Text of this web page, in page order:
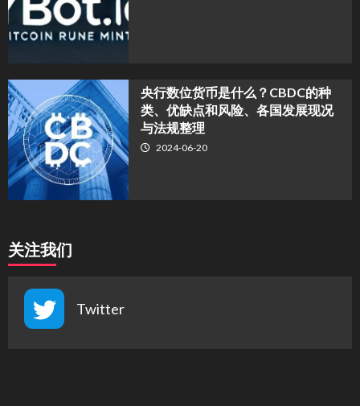
央行数位货币是什么？CBDC的种
类、优缺点和风险、各国发展现况
与法规整理
2024-06-20
关注我们
Twitter